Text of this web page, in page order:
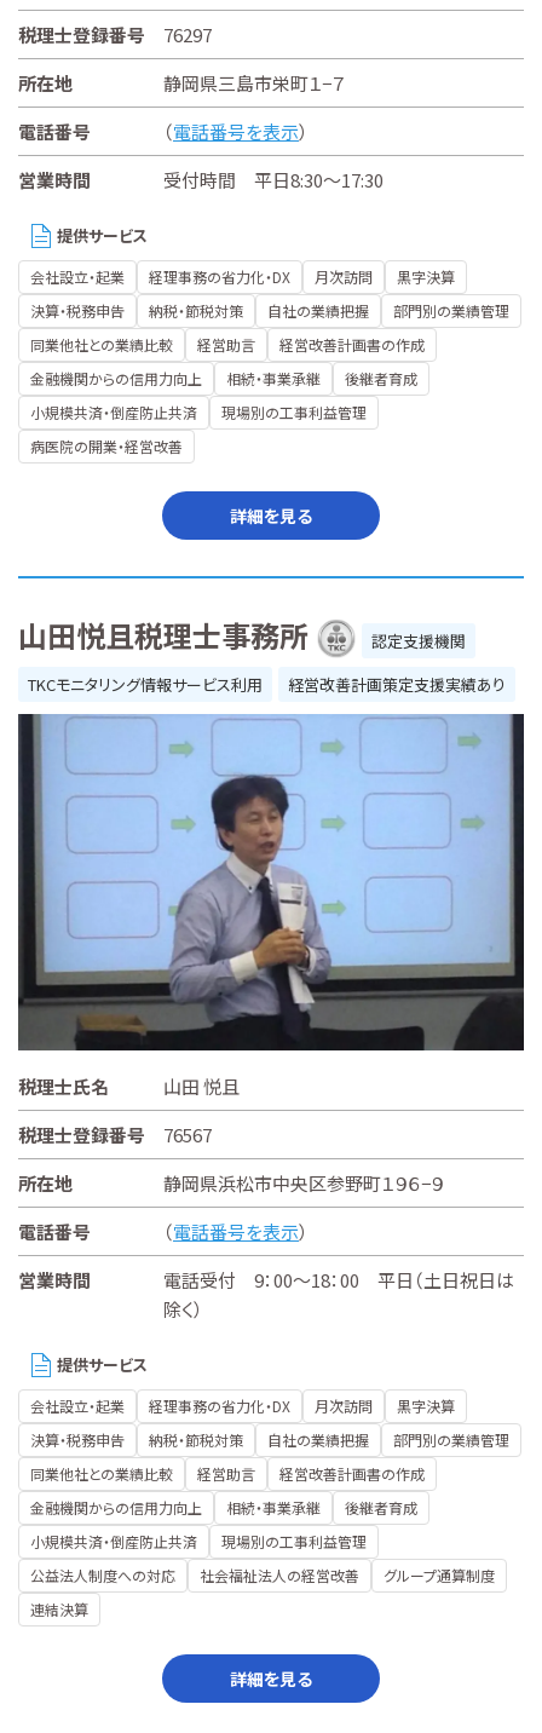
税理士登録番号
76297
所在地
静岡県三島市栄町１−７
電話番号
（電話番号を表示）
営業時間
受付時間 平日8:30～17:30
提供サービス
会社設立・起業 経理事務の省力化・DX 月次訪問
黒字決算
決算・税務申告
納税・節税対策 自社の業績把握
部門別の業績管理
同業他社との業績比較
経営助言
経営改善計画書の作成
金融機関からの信用力向上
相続・事業承継
後継者育成
小規模共済・倒産防止共済
現場別の工事利益管理
病医院の開業・経営改善
詳細を見る
山田悦且税理士事務所
認定支援機関
TKCモニタリング情報サービス利用
経営改善計画策定支援実績あり
税理士氏名
山田 悦且
税理士登録番号
76567
所在地
静岡県浜松市中央区参野町１９６−９
電話番号
（電話番号を表示）
営業時間
電話受付 9：00～18：00 平日（土日祝日は
除く）
提供サービス
会社設立・起業 経理事務の省力化・DX 月次訪問
黒字決算
決算・税務申告
納税・節税対策 自社の業績把握
部門別の業績管理
同業他社との業績比較
経営助言
経営改善計画書の作成
金融機関からの信用力向上
相続・事業承継
後継者育成
小規模共済・倒産防止共済
現場別の工事利益管理
公益法人制度への対応
社会福祉法人の経営改善
グループ通算制度
連結決算
詳細を見る